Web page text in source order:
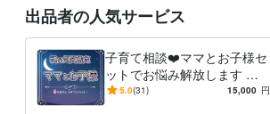
お気軽に
ホーム画面の「メッセージ」
のところから
お問い合わせください。
こちらから
出品者の人気サービス
子育て相談❤️ママとお子様セ
ットでお悩み解放します 親
子の「魂の気質」から読み解
5.0(31) 15,000 円